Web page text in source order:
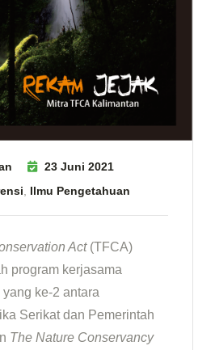
23 Juni 2021
, Ilmu Pengetahuan
Act(TFCA)
program kerjasama
ke-2 antara
Serikat dan Pemerintah
The Nature Conservancy